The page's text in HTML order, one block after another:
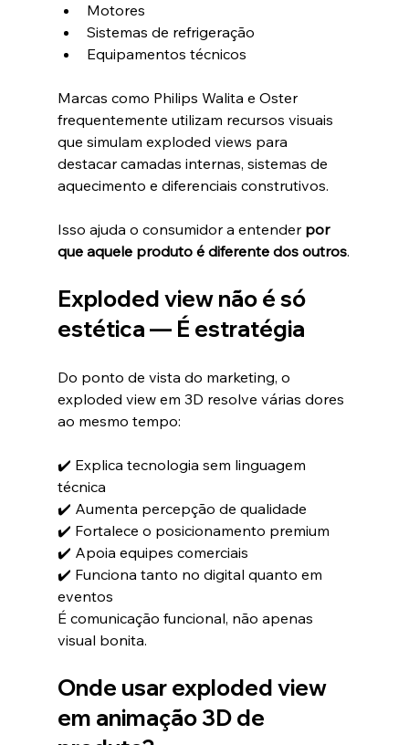
Motores
Sistemas de refrigeração
Equipamentos técnicos
Marcas como Philips Walita e Oster
frequentemente utilizam recursos visuais
que simulam exploded views para
destacar camadas internas, sistemas de
aquecimento e diferenciais construtivos.
Isso ajuda o consumidor a entender por
que aquele produto é diferente dos outros.
Exploded view não é só
estética — É estratégia
Do ponto de vista do marketing, o
exploded view em 3D resolve várias dores
ao mesmo tempo:
✔️ Explica tecnologia sem linguagem
técnica
✔️ Aumenta percepção de qualidade
✔️ Fortalece o posicionamento premium
✔️ Apoia equipes comerciais
✔️ Funciona tanto no digital quanto em
eventos
É comunicação funcional, não apenas
visual bonita.
Onde usar exploded view
em animação 3D de